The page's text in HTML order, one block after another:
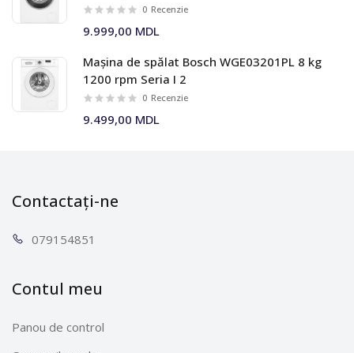
0 Recenzie
9.999,00 MDL
Mașina de spălat Bosch WGE03201PL 8 kg
1200 rpm Seria I 2
0 Recenzie
9.499,00 MDL
Contactați-ne
0791 54851
Contul meu
Panou de control